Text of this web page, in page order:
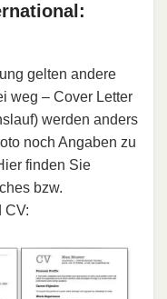
gelten andere
weg – Cover Letter
werden anders
noch Angaben zu
finden Sie
bzw.
CV: